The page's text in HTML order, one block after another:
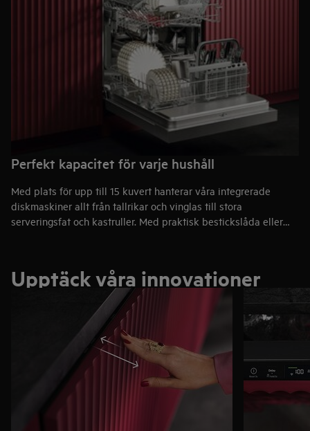
Perfekt kapacitet för varje hushåll
Med plats för upp till 15 kuvert hanterar våra integrerade
diskmaskiner allt från tallrikar och vinglas till stora
serveringsfat och kastruller. Med praktisk bestickslåda eller
Upptäck våra innovationer